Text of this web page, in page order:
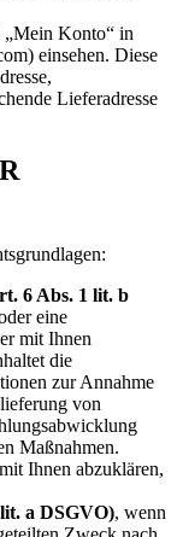
„Mein Konto“ in
einsehen. Diese
Lieferadresse
6 Abs. 1 lit. b
eine
mit Ihnen
die
zur Annahme
von
Maßnahmen.
Ihnen abzuklären,
a DSGVO), wenn